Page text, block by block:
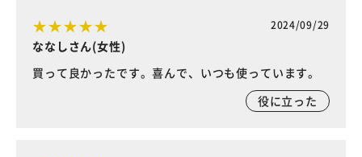
2024/09/29
ななしさん(女性)
買って良かったです。喜んで、いつも使っています。
役に立った